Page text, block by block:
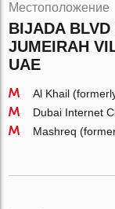
Местоположение
BIJADA BLVD
JUMEIRAH
UAE
Al Khail
Dubai Internet
Mashreq